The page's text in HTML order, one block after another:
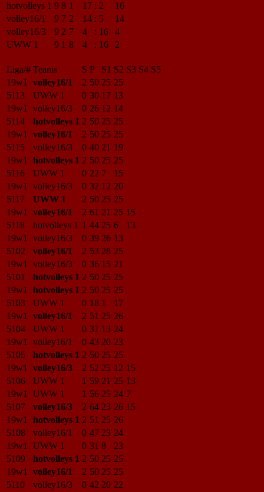
hotvolleys 1 9 8 1 17 : 2
16
volley16/1
9 7 2 14 : 5
14
volley16/3
9 2 7 4 : 16
4
UWW 1
9 1 8 4 : 16 2
Liga/# Teams S P S1 S2 S3 S4 S5
19w1
volley16/1 2 50 25 25
5113
UWW 1 0 30 17 13
19w1
volley16/3 0 26 12 14
5114
hotvolleys 1 2 50 25 25
19w1
volley16/1 2 50 25 25
5115
volley16/3 0 40 21 19
19w1
hotvolleys 1 2 50 25 25
5116
UWW 1 0 22 7
15
19w1
volley16/3 0 32 12 20
5117
UWW 1 2 50 25 25
19w1
volley16/1 2 61 21 25 15
5118
hotvolleys 1 1 44 25 6
13
19w1
volley16/3 0 39 26 13
5102
volley16/1 2 53 28 25
19w1
volley16/3 0 36 15 21
5101
hotvolleys 1 2 50 25 25
19w1
hotvolleys 1 2 50 25 25
5103
UWW 1 0 18 1
17
19w1
volley16/1 2 51 25 26
5104
UWW 1 0 37 13 24
19w1
volley16/1 0 43 20 23
5105
hotvolleys 1 2 50 25 25
19w1
volley16/3 2 52 25 12 15
5106
UWW 1 1 59 21 25 13
19w1
UWW 1 1 56 25 24 7
5107
volley16/3 2 64 23 26 15
19w1
hotvolleys 1 2 51 25 26
5108
volley16/1 0 47 23 24
19w1
UWW 1 0 31 8
23
5109
hotvolleys 1 2 50 25 25
19w1
volley16/1 2 50 25 25
5110
volley16/3 0 42 20 22